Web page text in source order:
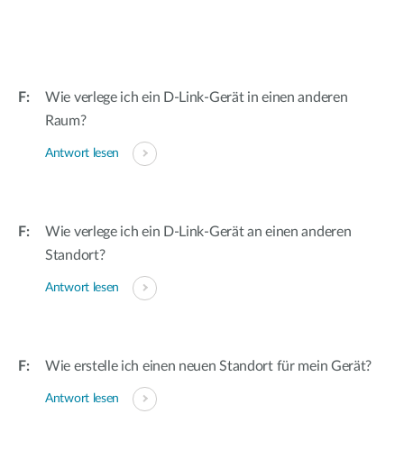
Wie verlege ich ein D-Link-Gerät in einen anderen
Raum?
Antwort lesen
Wie verlege ich ein D-Link-Gerät an einen anderen
Standort?
Antwort lesen
Wie erstelle ich einen neuen Standort für mein Gerät?
Antwort lesen